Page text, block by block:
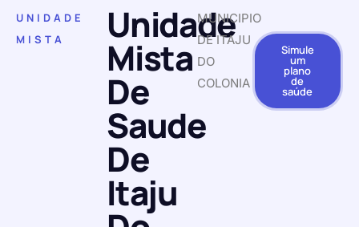
UNIDADE
MISTA
Unidade
Mista
De
Saude
De
Itaju
MUNICIPIO
DE ITAJU
DO
COLONIA
Simule
um
plano
de
saúde